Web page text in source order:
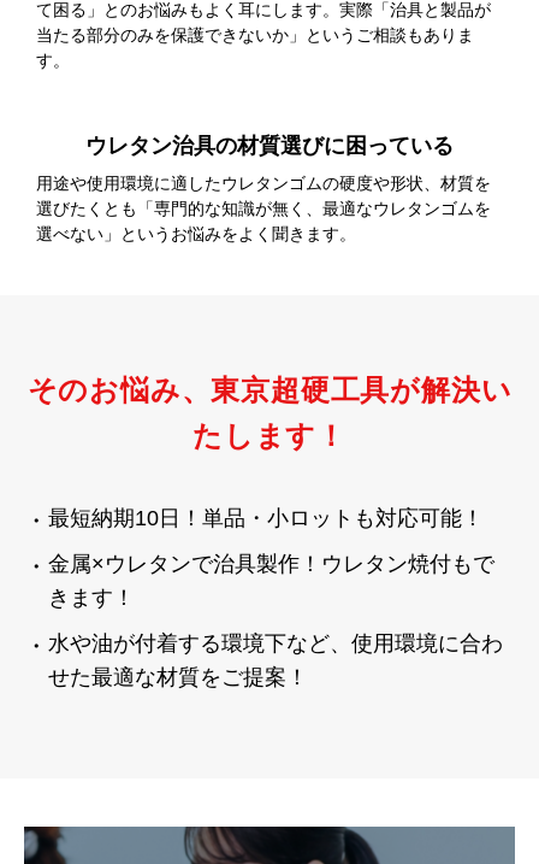
て困る」とのお悩みもよく耳にします。実際「治具と製品が
当たる部分のみを保護できないか」というご相談もありま
す。
ウレタン治具の材質選びに困っている
用途や使用環境に適したウレタンゴムの硬度や形状、材質を
選びたくとも「専門的な知識が無く、最適なウレタンゴムを
選べない」というお悩みをよく聞きます。
そのお悩み、東京超硬工具が解決い
たします！
最短納期10日！単品・小ロットも対応可能！
金属×ウレタンで治具製作！ウレタン焼付もで
きます！
水や油が付着する環境下など、使用環境に合わ
せた最適な材質をご提案！